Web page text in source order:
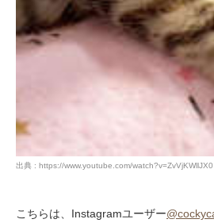
出典 : https://www.youtube.com/watch?v=ZvVjKWllJX0
こちらは、Instagramユーザー